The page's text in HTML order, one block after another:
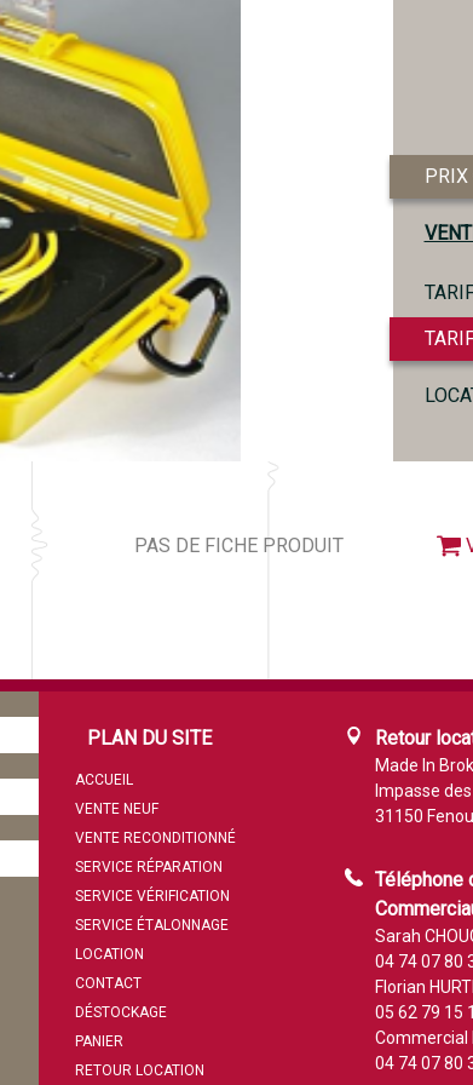
PRIX
PAS DE FICHE PRODUIT
PLAN DU SITE
ACCUEIL
VENTE NEUF
VENTE RECONDITIONNÉ
SERVICE RÉPARATION
SERVICE VÉRIFICATION
SERVICE ÉTALONNAGE
LOCATION
CONTACT
DÉSTOCKAGE
PANIER
RETOUR LOCATION
Retour
Made In
Impasse
31150
Téléphone
Sarah
04 74 07 80
Florian
05 62 79 15
Commercial
04 74 07 80